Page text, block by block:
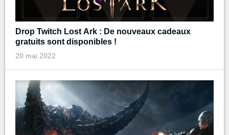
Drop Twitch Lost Ark : De nouveaux cadeaux
gratuits sont disponibles !
20 mai 2022